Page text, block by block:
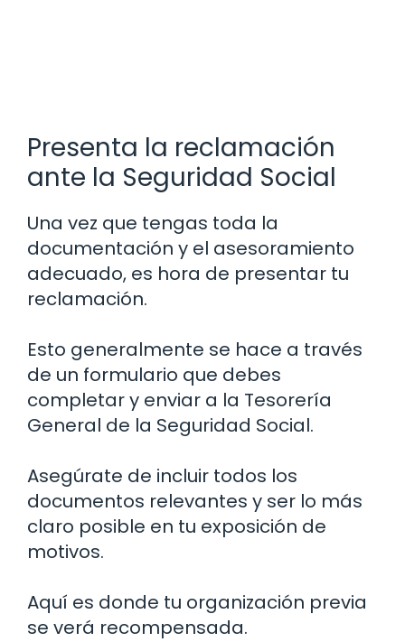
Presenta la reclamación
ante la Seguridad Social
Una vez que tengas toda la
documentación y el asesoramiento
adecuado, es hora de presentar tu
reclamación.
Esto generalmente se hace a través
de un formulario que debes
completar y enviar a la Tesorería
General de la Seguridad Social.
Asegúrate de incluir todos los
documentos relevantes y ser lo más
claro posible en tu exposición de
motivos.
Aquí es donde tu organización previa
se verá recompensada.